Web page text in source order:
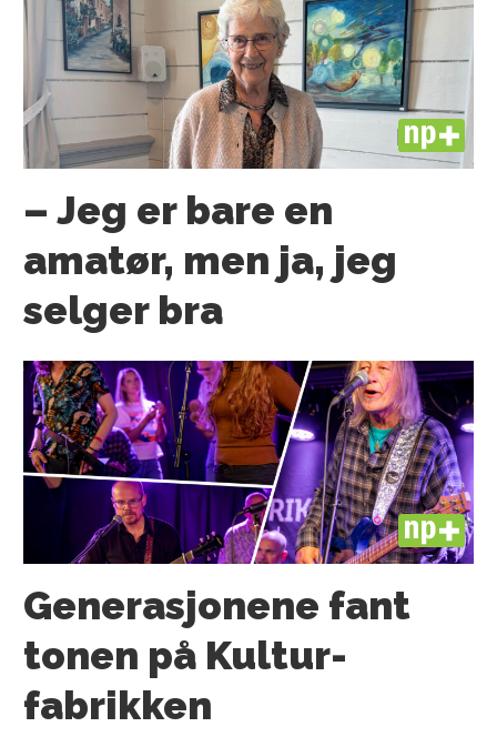
PLUS
– Jeg er bare en
amatør, men ja, jeg
selger bra
PLUS
Generasjonene fant
tonen på Kultur­
fabrikken